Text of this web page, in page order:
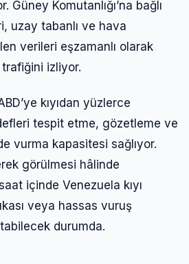
Komutanlığı’na bağlı
uzay tabanlı ve hava
verileri eşzamanlı olarak
izliyor.
kıyıdan yüzlerce
tespit etme, gözetleme ve
vurma kapasitesi sağlıyor.
görülmesi hâlinde
içinde Venezuela kıyı
veya hassas vuruş
durumda.
Giriş Yap